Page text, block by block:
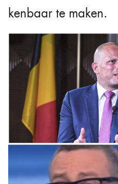
kenbaar te maken.